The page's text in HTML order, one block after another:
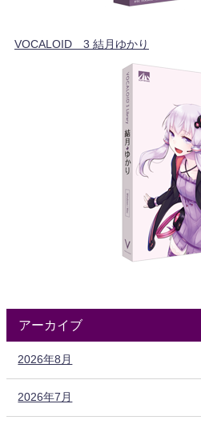
VOCALOID™3 結月ゆかり
アーカイブ
2026年8月
2026年7月